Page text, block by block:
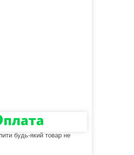
будь-який товар не